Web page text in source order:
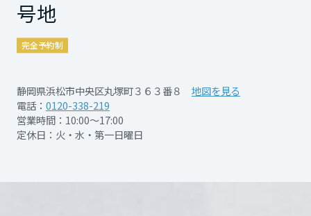
住まいづくりガイド
分譲住宅（建売・土地）検索
中古住宅検索
土地活用実例
法人のお客さま
企業不動産活用（CRE）戦略
社宅建築
リフォーム事例
事業用リノベーション
ホテル・旅館リフォーム
リフォーム営業所
再開発・官民連携事業
分譲マンション開発事業
建築再生事業
事業用売買
住まいるりんぐ（ロングサポート）
保証制度
アフターメンテナンス
ミサワリフォーム
企業・IR
MISAWAについて
ミサワホームグループ
展示
カタログ請求
号地
完全予約制
静岡県浜松市中央区丸塚町３６３番８
地図を見る
電話： 0120-338-219
営業時間：10:00～17:00
定休日：火・水・第一日曜日
宮城県
秋田県
山形県
ますよう、お願いいたします。
当日の見学をご希望の場合は、お手数ですが
い。
PDFを見る